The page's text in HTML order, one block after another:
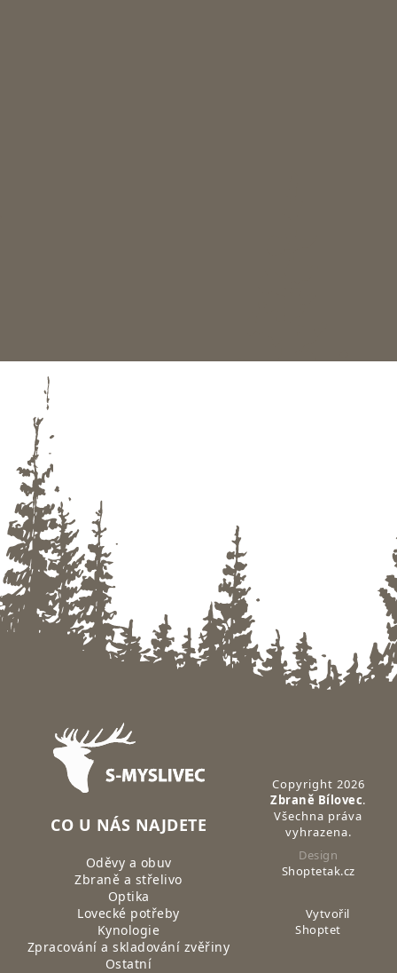
Zápatí
CO U NÁS NAJDETE
Oděvy a obuv
Zbraně a střelivo
Optika
Lovecké potřeby
Kynologie
Zpracování a skladování zvěřiny
Ostatní
Copyright 2026
Zbraně Bílovec.
Všechna práva
vyhrazena.
Design
Shoptetak.cz
Vytvořil
Shoptet